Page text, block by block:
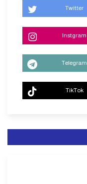
Twitter
Instgram
Telegram
TikTok